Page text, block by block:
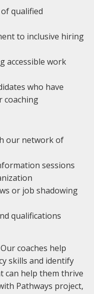
qualified
to inclusive hiring
accessible work
who have
coaching
our network of
sessions
or job shadowing
qualifications
coaches help
skills and identify
can help them thrive
Pathways project,